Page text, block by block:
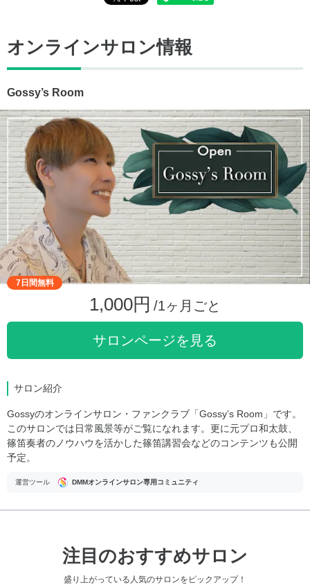
オンラインサロン情報
Gossy’s Room
7日間無料
1,000円 /1ヶ月ごと
サロンページを見る
サロン紹介
Gossyのオンラインサロン・ファンクラブ「Gossy’s Room」です。
このサロンでは日常風景等がご覧になれます。更に元プロ和太鼓、
篠笛奏者のノウハウを活かした篠笛講習会などのコンテンツも公開
予定。
運営ツール DMMオンラインサロン専用コミュニティ
注目のおすすめサロン
盛り上がっている人気のサロンをピックアップ！